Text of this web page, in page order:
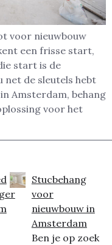
voor nieuwbouw
een frisse start,
start is de
net de sleutels hebt
Amsterdam, behang
voor het
Stucbehang
voor
nieuwbouw in
Amsterdam
Ben je op zoek